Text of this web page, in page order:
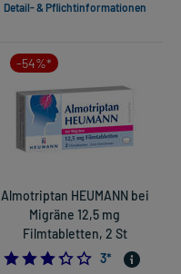
Detail- & Pflichtinformationen
-54%*
Almotriptan HEUMANN bei
Migräne 12,5 mg
Filmtabletten, 2 St
3*